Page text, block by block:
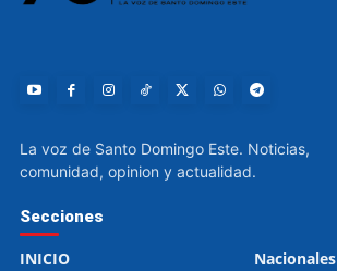
La voz de Santo Domingo Este. Noticias,
comunidad, opinion y actualidad.
Secciones
INICIO
Nacionales